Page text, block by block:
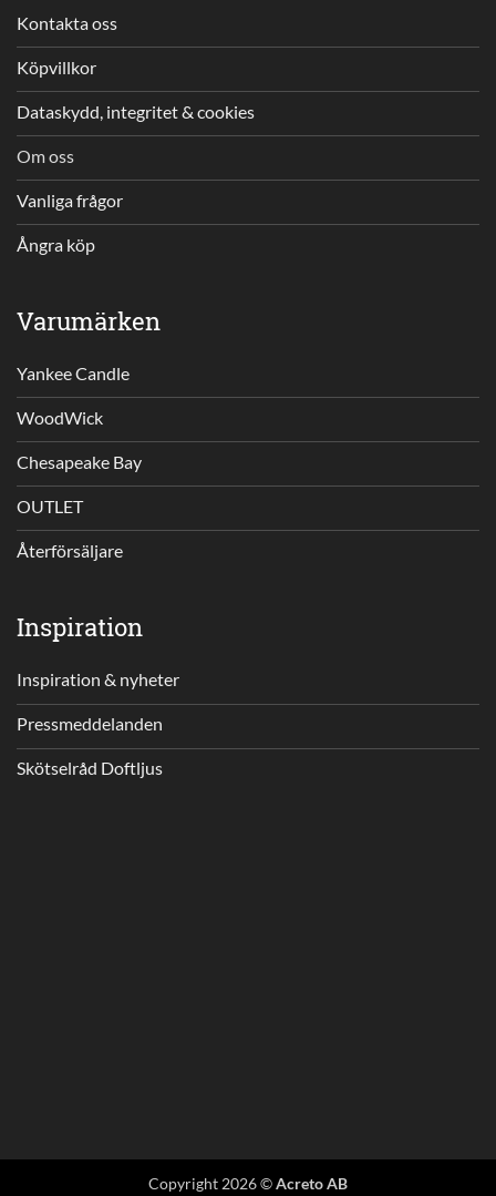
Kontakta oss
Köpvillkor
Dataskydd, integritet & cookies
Om oss
Vanliga frågor
Ångra köp
Varumärken
Yankee Candle
WoodWick
Chesapeake Bay
OUTLET
Återförsäljare
Inspiration
Inspiration & nyheter
Pressmeddelanden
Skötselråd Doftljus
Copyright 2026 ©Acreto AB